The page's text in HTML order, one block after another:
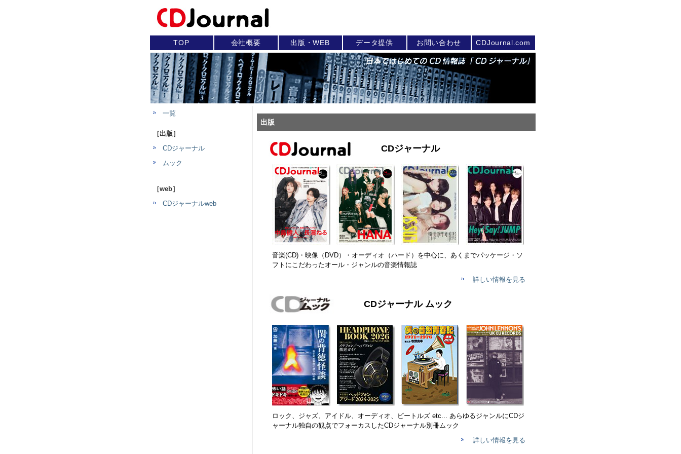
TOP 会社概要 出版・WEB データ提供 お問い合わせ CDJournal.com
一覧
［出版］
CDジャーナル
ムック
［web］
CDジャーナルweb
出版
CDジャーナル
音楽(CD)・映像（DVD）・オーディオ（ハード）を中心に、あくまでパッケージ・ソ
フトにこだわったオール・ジャンルの音楽情報誌
詳しい情報を見る
CDジャーナル ムック
ロック、ジャズ、アイドル、オーディオ、ビートルズ etc... あらゆるジャンルにCDジ
ャーナル独自の観点でフォーカスしたCDジャーナル別冊ムック
詳しい情報を見る